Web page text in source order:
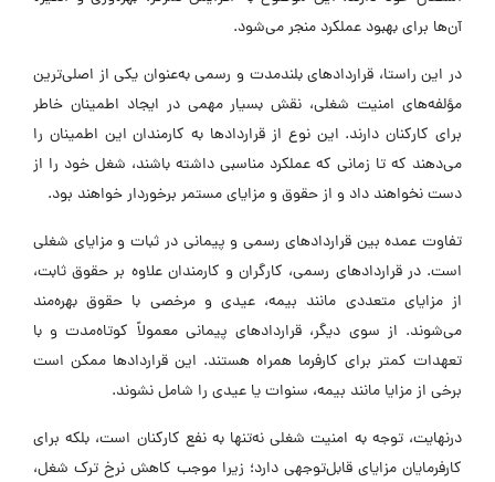
آن‌ها برای بهبود عملکرد منجر می‌شود.
در این راستا، قراردادهای بلندمدت و رسمی به‌عنوان یکی از اصلی‌ترین
مؤلفه‌های امنیت شغلی، نقش بسیار مهمی در ایجاد اطمینان خاطر
برای کارکنان دارند. این نوع از قراردادها به کارمندان این اطمینان را
می‌دهند که تا زمانی که عملکرد مناسبی داشته باشند، شغل خود را از
دست نخواهند داد و از حقوق و مزایای مستمر برخوردار خواهند بود.
تفاوت عمده بین قراردادهای رسمی و پیمانی در ثبات و مزایای شغلی
است. در قراردادهای رسمی، کارگران و کارمندان علاوه بر حقوق ثابت،
از مزایای متعددی مانند بیمه، عیدی و مرخصی با حقوق بهره‌مند
می‌شوند. از سوی دیگر، قراردادهای پیمانی معمولاً کوتاه‌مدت و با
تعهدات کمتر برای کارفرما همراه هستند. این قراردادها ممکن است
برخی از مزایا مانند بیمه، سنوات یا عیدی را شامل نشوند.
درنهایت، توجه به امنیت شغلی نه‌تنها به نفع کارکنان است، بلکه برای
کارفرمایان مزایای قابل‌توجهی دارد؛ زیرا موجب کاهش نرخ ترک شغل،